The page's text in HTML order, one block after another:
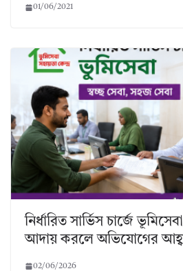
01/06/2021
নির্ধারিত সার্ভিস চার্জে
আদায় করলে অভিযোগের
02/06/2026